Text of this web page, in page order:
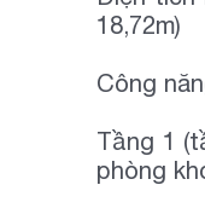
18,72m)
Công
Tầng 1
phòng